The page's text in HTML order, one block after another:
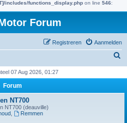
includes/functions_display.php on line 546:
Forum
Aanmelden
Registreren
k
07 Aug 2026, 01:27
Forum
NT700
NT700 (deauville)
,
Remmen